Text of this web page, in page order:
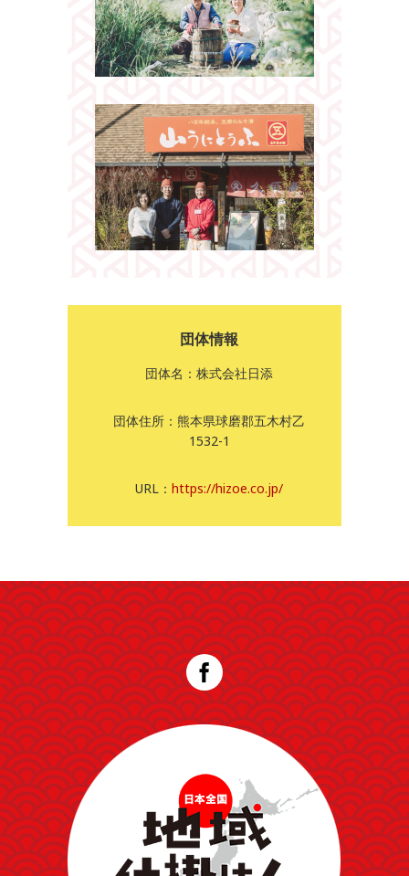
団体情報
団体名：株式会社日添
団体住所：熊本県球磨郡五木村乙
1532-1
URL： https://hizoe.co.jp/